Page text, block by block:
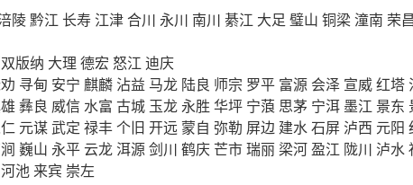
陵黔江 长寿 江津合川 永川 南川 綦江 大足 璧山 铜梁潼南 荣
版纳 大理 德宏 怒江 迪庆
寻甸 安宁 麒麟 沾益 马龙 陆良 师宗 罗平 富源 会泽 宣威红塔
彝良 威信水富 古城 玉龙 永胜 华坪 宁蒗 思茅 宁洱 墨江 景东
元谋武定 禄丰个旧 开远 蒙自 弥勒 屏边 建水石屏 泸西 元阳
巍山 永平 云龙 洱源剑川 鹤庆 芒市瑞丽 梁河盈江 陇川 泸水
河池 来宾 崇左